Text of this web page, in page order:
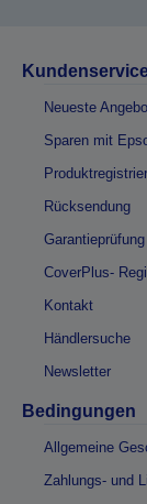
Neueste
Sparen mit
Rücksendung
Garantieprüfung
CoverPlus-
Kontakt
Händlersuche
Newsletter
Bedingungen
Allgemeine
Zahlungs- und